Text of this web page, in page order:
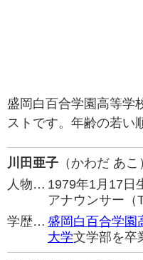
盛岡白百合学園高等学
ストです。年齢の若い
川田亜子 （かわだ あこ
人物… 1979年1月17日
アナウンサー（
学歴… 盛岡白百合学園
大学文学部を卒